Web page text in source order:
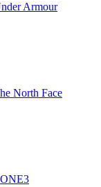
Armour
North Face